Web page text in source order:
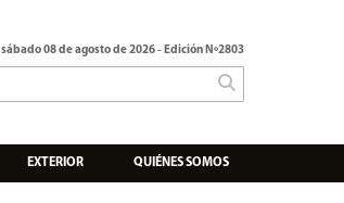
sábado 08 de agosto de 2026- Edición Nº2803
EXTERIOR QUIÉNES SOMOS